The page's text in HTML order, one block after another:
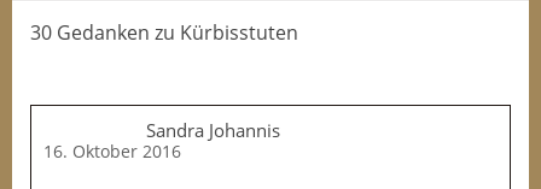
30 Gedanken zu Kürbisstuten
Sandra Johannis
16. Oktober 2016